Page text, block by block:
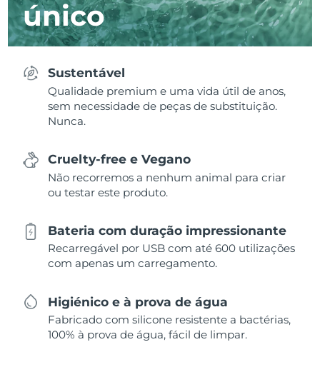
único
Sustentável
Qualidade premium e uma vida útil de anos,
sem necessidade de peças de substituição.
Nunca.
Cruelty-free e Vegano
Não recorremos a nenhum animal para criar
ou testar este produto.
Bateria com duração impressionante
Recarregável por USB com até 600 utilizações
com apenas um carregamento.
Higiénico e à prova de água
Fabricado com silicone resistente a bactérias,
100% à prova de água, fácil de limpar.